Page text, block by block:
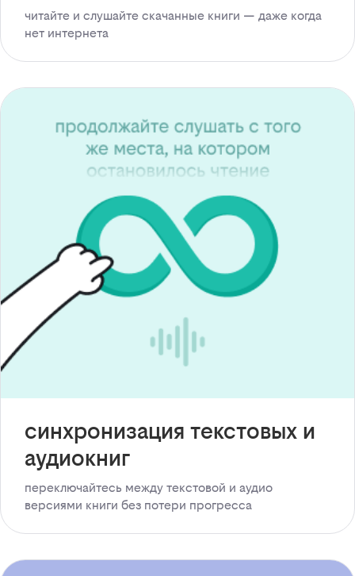
читайте и слушайте скачанные книги — даже когда
нет интернета
синхронизация текстовых и
аудиокниг
переключайтесь между текстовой и аудио
версиями книги без потери прогресса